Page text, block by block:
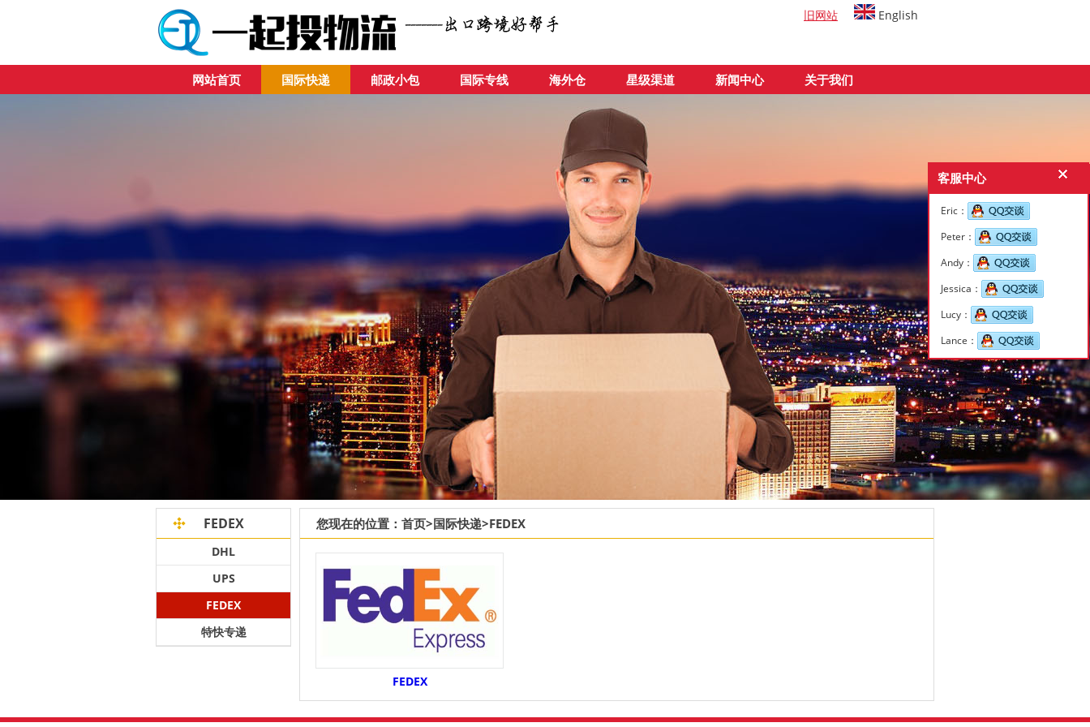
旧网站 English
网站首页 国际快递 邮政小包 国际专线 海外仓 星级渠道 新闻中心 关于我们
FEDEX
DHL
UPS
FEDEX
特快专递
您现在的位置： 首页>国际快递>FEDEX
FEDEX
客服中心
Eric：
Peter：
Andy：
Jessica：
Lucy：
Lance：